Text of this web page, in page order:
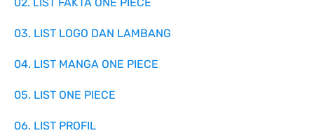
03. LIST LOGO DAN LAMBANG
04. LIST MANGA ONE PIECE
05. LIST ONE PIECE
06. LIST PROFIL